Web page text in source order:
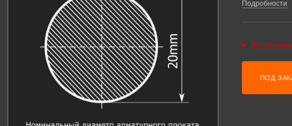
Подробности
Нет в
ПОД